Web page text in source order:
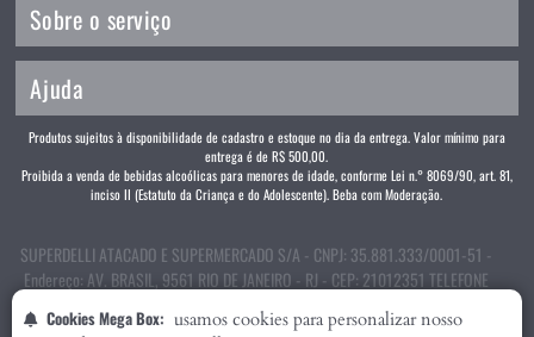
Sobre o serviço
Ajuda
Produtos sujeitos à disponibilidade de cadastro e estoque no dia da entrega. Valor mínimo para
entrega é de R$ 500,00.
Proibida a venda de bebidas alcoólicas para menores de idade, conforme Lei n.° 8069/90, art. 81,
inciso II (Estatuto da Criança e do Adolescente). Beba com Moderação.
SUPERDELLI ATACADO E SUPERMERCADO S/A - CNPJ: 35.881.333/0001-51 -
Endereço: AV. BRASIL, 9561 RIO DE JANEIRO - RJ - CEP: 21012351 TELEFONE
Cookies Mega Box: usamos cookies para personalizar nosso